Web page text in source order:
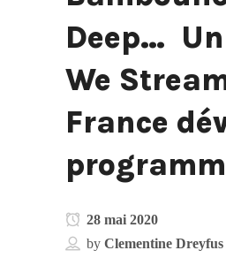
Deep…
We
France
28 mai 2020
by Clementine Dreyfus